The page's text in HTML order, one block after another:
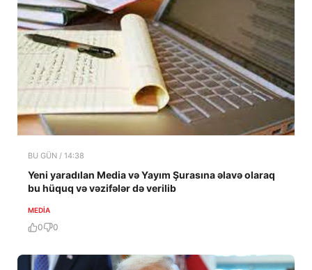
BU GÜN / 14:38
Yeni yaradılan Media və Yayım Şurasına əlavə olaraq
bu hüquq və vəzifələr də verilib
MEDİA
0 0